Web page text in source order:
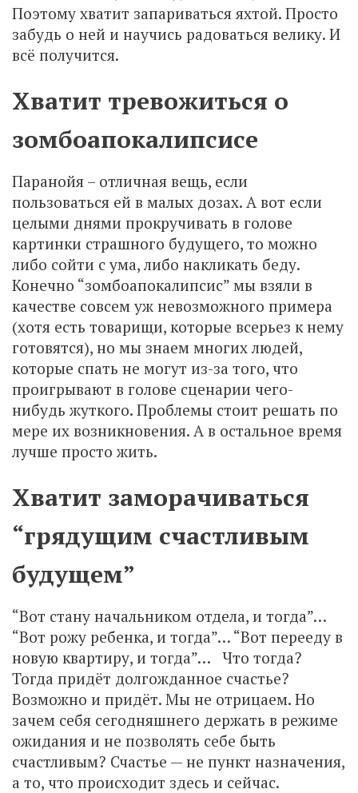
Поэтому хватит запариваться яхтой. Просто
забудь о ней и научись радоваться велику. И
всё получится.
Хватит тревожиться о
зомбоапокалипсисе
Паранойя – отличная вещь, если
пользоваться ей в малых дозах. А вот если
целыми днями прокручивать в голове
картинки страшного будущего, то можно
либо сойти с ума, либо накликать беду.
Конечно “зомбоапокалипсис” мы взяли в
качестве совсем уж невозможного примера
(хотя есть товарищи, которые всерьез к нему
готовятся), но мы знаем многих людей,
которые спать не могут из-за того, что
проигрывают в голове сценарии чего-
нибудь жуткого. Проблемы стоит решать по
мере их возникновения. А в остальное время
лучше просто жить.
Хватит заморачиваться
“грядущим счастливым
будущем”
“Вот стану начальником отдела, и тогда”…
“Вот рожу ребенка, и тогда”… “Вот перееду в
новую квартиру, и тогда”… Что тогда?
Тогда придёт долгожданное счастье?
Возможно и придёт. Мы не отрицаем. Но
зачем себя сегодняшнего держать в режиме
ожидания и не позволять себе быть
счастливым? Счастье — не пункт назначения,
а то, что происходит здесь и сейчас.